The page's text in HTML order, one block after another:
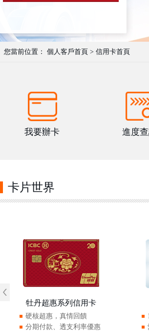
您當前位置： 個人客戶首頁 > 信用卡首頁
我要辦卡 進度
卡片世界
牡丹超惠系列信用卡
硬核超惠，真情回饋
分期付款、透支利率優惠